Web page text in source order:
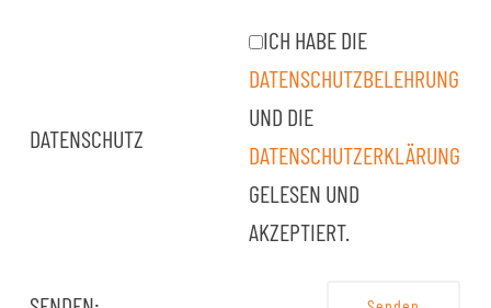
DATENSCHUTZ
ICH HABE DIE
DATENSCHUTZBELEHRUNG
UND DIE
DATENSCHUTZERKLÄRUNG
GELESEN UND
AKZEPTIERT.